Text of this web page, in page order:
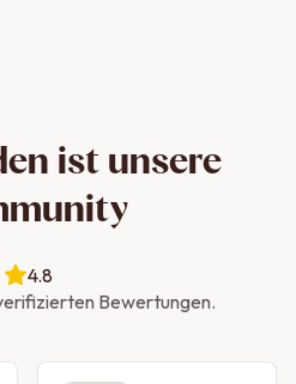
ist unsere
4.8
Bewertungen.